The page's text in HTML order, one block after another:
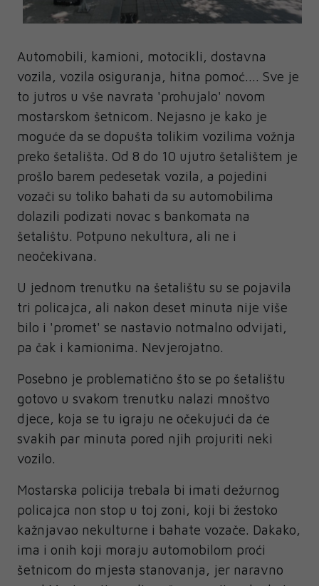
Automobili, kamioni, motocikli, dostavna
vozila, vozila osiguranja, hitna pomoć.... Sve je
to jutros u vše navrata 'prohujalo' novom
mostarskom šetnicom. Nejasno je kako je
moguće da se dopušta tolikim vozilima vožnja
preko šetališta. Od 8 do 10 ujutro šetalištem je
prošlo barem pedesetak vozila, a pojedini
vozači su toliko bahati da su automobilima
dolazili podizati novac s bankomata na
šetalištu. Potpuno nekultura, ali ne i
neočekivana.
U jednom trenutku na šetalištu su se pojavila
tri policajca, ali nakon deset minuta nije više
bilo i 'promet' se nastavio notmalno odvijati,
pa čak i kamionima. Nevjerojatno.
Posebno je problematično što se po šetalištu
gotovo u svakom trenutku nalazi mnoštvo
djece, koja se tu igraju ne očekujući da će
svakih par minuta pored njih projuriti neki
vozilo.
Mostarska policija trebala bi imati dežurnog
policajca non stop u toj zoni, koji bi žestoko
kažnjavao nekulturne i bahate vozače. Dakako,
ima i onih koji moraju automobilom proći
šetnicom do mjesta stanovanja, jer naravno